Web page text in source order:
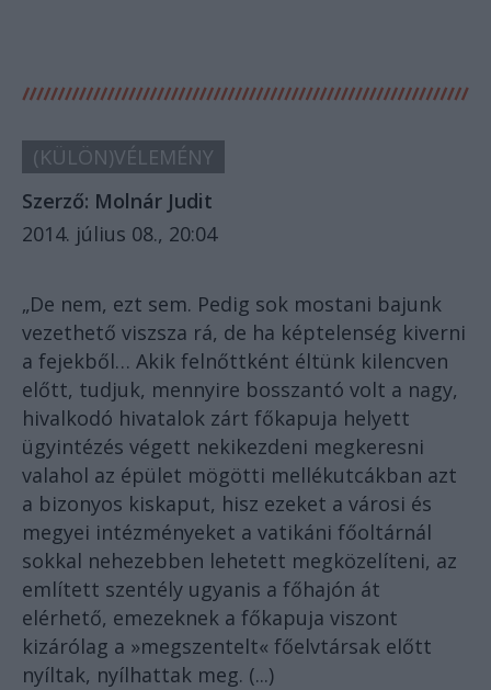
(KÜLÖN)VÉLEMÉNY
Szerző: Molnár Judit
2014. július 08., 20:04
„De nem, ezt sem. Pedig sok mostani bajunk
vezethető viszsza rá, de ha képtelenség kiverni
a fejekből… Akik felnőttként éltünk kilencven
előtt, tudjuk, mennyire bosszantó volt a nagy,
hivalkodó hivatalok zárt főkapuja helyett
ügyintézés végett nekikezdeni megkeresni
valahol az épület mögötti mellékutcákban azt
a bizonyos kiskaput, hisz ezeket a városi és
megyei intézményeket a vatikáni főoltárnál
sokkal nehezebben lehetett megközelíteni, az
említett szentély ugyanis a főhajón át
elérhető, emezeknek a főkapuja viszont
kizárólag a »megszentelt« főelvtársak előtt
nyíltak, nyílhattak meg. (...)